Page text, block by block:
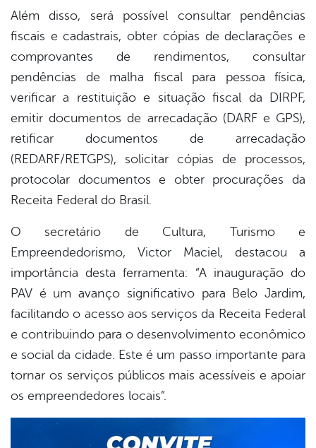
Além disso, será possível consultar pendências
fiscais e cadastrais, obter cópias de declarações e
comprovantes de rendimentos, consultar
pendências de malha fiscal para pessoa física,
verificar a restituição e situação fiscal da DIRPF,
emitir documentos de arrecadação (DARF e GPS),
retificar documentos de arrecadação
(REDARF/RETGPS), solicitar cópias de processos,
protocolar documentos e obter procurações da
Receita Federal do Brasil.
O secretário de Cultura, Turismo e
Empreendedorismo, Victor Maciel, destacou a
importância desta ferramenta: “A inauguração do
PAV é um avanço significativo para Belo Jardim,
facilitando o acesso aos serviços da Receita Federal
e contribuindo para o desenvolvimento econômico
e social da cidade. Este é um passo importante para
tornar os serviços públicos mais acessíveis e apoiar
os empreendedores locais”.